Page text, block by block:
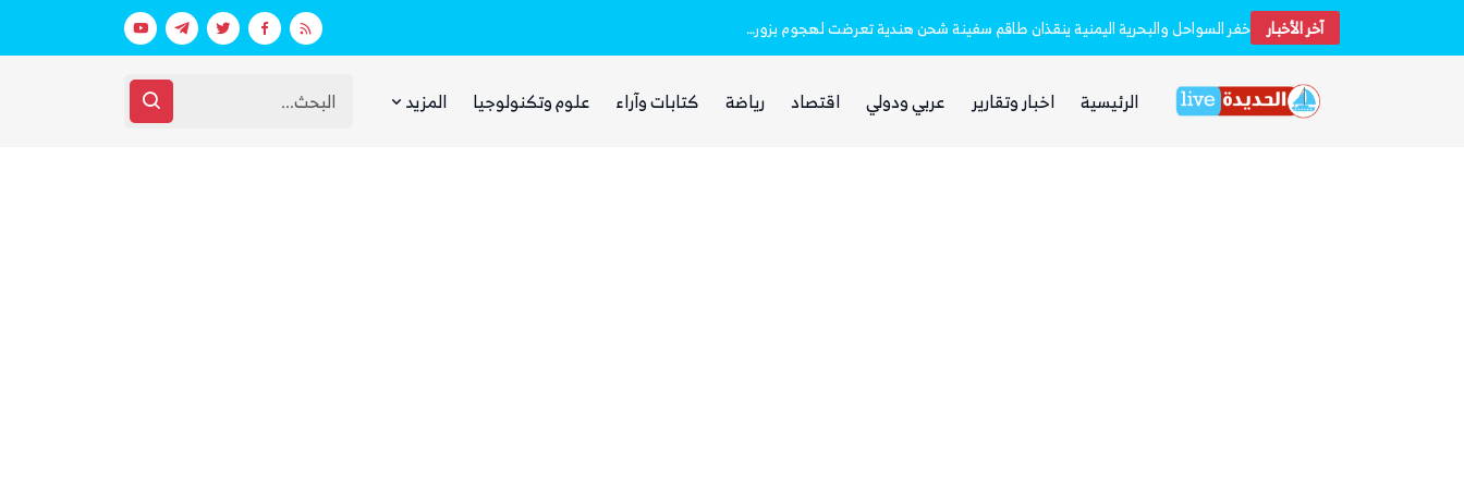
آخر الأخبار خفر السواحل والبحرية اليمنية ينقذان طاقم سفينة شحن هندية تعرضت لهجوم بزورق مفخخ بينما يجوع اليمنيون.. شبكات حوثية
الرئيسية اخبار وتقارير عربي ودولي اقتصاد رياضة كتابات وآراء علوم وتكنولوجيا المزيد